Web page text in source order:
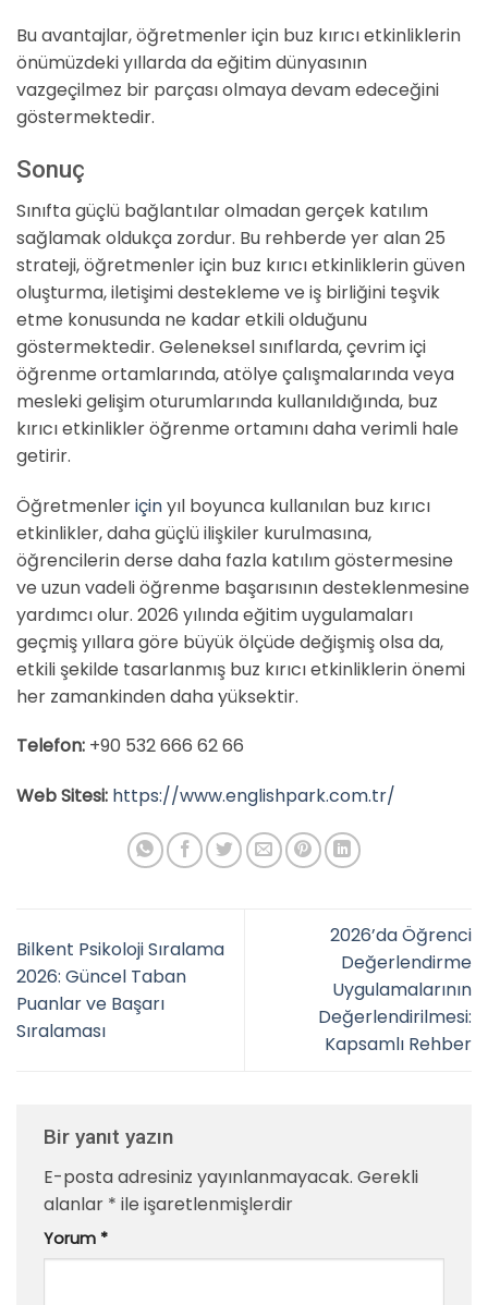
Bu avantajlar, öğretmenler için buz kırıcı etkinliklerin
önümüzdeki yıllarda da eğitim dünyasının
vazgeçilmez bir parçası olmaya devam edeceğini
göstermektedir.
Sonuç
Sınıfta güçlü bağlantılar olmadan gerçek katılım
sağlamak oldukça zordur. Bu rehberde yer alan 25
strateji, öğretmenler için buz kırıcı etkinliklerin güven
oluşturma, iletişimi destekleme ve iş birliğini teşvik
etme konusunda ne kadar etkili olduğunu
göstermektedir. Geleneksel sınıflarda, çevrim içi
öğrenme ortamlarında, atölye çalışmalarında veya
mesleki gelişim oturumlarında kullanıldığında, buz
kırıcı etkinlikler öğrenme ortamını daha verimli hale
getirir.
Öğretmenleriçinyıl boyunca kullanılan buz kırıcı
etkinlikler, daha güçlü ilişkiler kurulmasına,
öğrencilerin derse daha fazla katılım göstermesine
ve uzun vadeli öğrenme başarısının desteklenmesine
yardımcı olur. 2026 yılında eğitim uygulamaları
geçmiş yıllara göre büyük ölçüde değişmiş olsa da,
etkili şekilde tasarlanmış buz kırıcı etkinliklerin önemi
her zamankinden daha yüksektir.
Telefon: +90 532 666 62 66
Web Sitesi: https://www.englishpark.com.tr/
Bilkent Psikoloji Sıralama
2026: Güncel Taban
Puanlar ve Başarı
Sıralaması
2026’da Öğrenci
Değerlendirme
Uygulamalarının
Değerlendirilmesi:
Kapsamlı Rehber
Bir yanıt yazın
E-posta adresiniz yayınlanmayacak. Gerekli
alanlar * ile işaretlenmişlerdir
Yorum *